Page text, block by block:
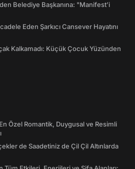
Belediye Başkanına: "Manifest’i
Eden Şarkıcı Cansever Hayatını
Kalkamadı: Küçük Çocuk Yüzünden
Özel Romantik, Duygusal ve Resimli
de Saadetiniz de Çil Çil Altınlarda